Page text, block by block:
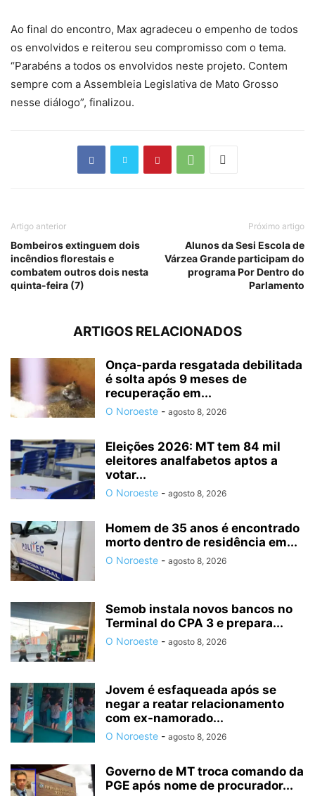
Ao final do encontro, Max agradeceu o empenho de todos
os envolvidos e reiterou seu compromisso com o tema.
“Parabéns a todos os envolvidos neste projeto. Contem
sempre com a Assembleia Legislativa de Mato Grosso
nesse diálogo”, finalizou.
Artigo anterior
Bombeiros extinguem dois
incêndios florestais e
combatem outros dois nesta
quinta-feira (7)
Próximo artigo
Alunos da Sesi Escola de
Várzea Grande participam do
programa Por Dentro do
Parlamento
ARTIGOS RELACIONADOS
Onça-parda resgatada debilitada
é solta após 9 meses de
recuperação em...
O Noroeste - agosto 8, 2026
Eleições 2026: MT tem 84 mil
eleitores analfabetos aptos a
votar...
O Noroeste - agosto 8, 2026
Homem de 35 anos é encontrado
morto dentro de residência em...
O Noroeste - agosto 8, 2026
Semob instala novos bancos no
Terminal do CPA 3 e prepara...
O Noroeste - agosto 8, 2026
Jovem é esfaqueada após se
negar a reatar relacionamento
com ex-namorado...
O Noroeste - agosto 8, 2026
Governo de MT troca comando da
PGE após nome de procurador...